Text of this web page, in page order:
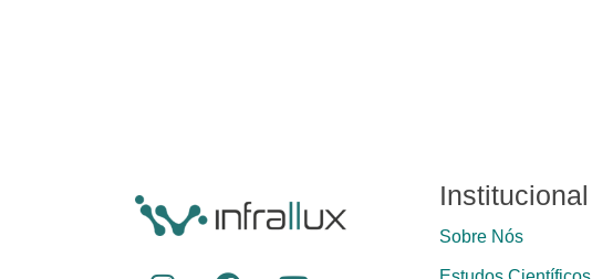
Institucional
Sobre Nós